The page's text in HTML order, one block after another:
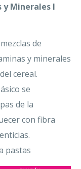
y Minerales I
de
y minerales
cereal.
se
de la
con fibra
pastas